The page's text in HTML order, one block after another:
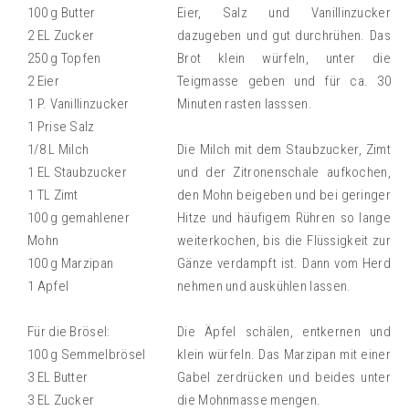
100 g Butter
2 EL Zucker
250 g Topfen
2 Eier
1 P. Vanillinzucker
1 Prise Salz
1/8 L Milch
1 EL Staubzucker
1 TL Zimt
100 g gemahlener
Mohn
100 g Marzipan
1 Apfel
Für die Brösel:
100 g Semmelbrösel
3 EL Butter
3 EL Zucker
Eier, Salz und Vanillinzucker
dazugeben und gut durchrühen. Das
Brot klein würfeln, unter die
Teigmasse geben und für ca. 30
Minuten rasten lasssen.
Die Milch mit dem Staubzucker, Zimt
und der Zitronenschale aufkochen,
den Mohn beigeben und bei geringer
Hitze und häufigem Rühren so lange
weiterkochen, bis die Flüssigkeit zur
Gänze verdampft ist. Dann vom Herd
nehmen und auskühlen lassen.
Die Äpfel schälen, entkernen und
klein würfeln. Das Marzipan mit einer
Gabel zerdrücken und beides unter
die Mohnmasse mengen.